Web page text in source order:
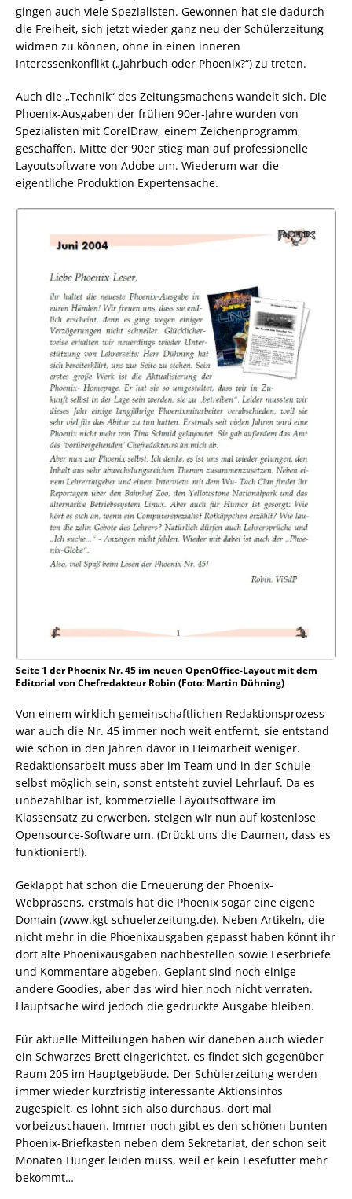
gingen auch viele Spezialisten. Gewonnen hat sie dadurch
die Freiheit, sich jetzt wieder ganz neu der Schülerzeitung
widmen zu können, ohne in einen inneren
Interessenkonflikt („Jahrbuch oder Phoenix?“) zu treten.
Auch die „Technik“ des Zeitungsmachens wandelt sich. Die
Phoenix-Ausgaben der frühen 90er-Jahre wurden von
Spezialisten mit CorelDraw, einem Zeichenprogramm,
geschaffen, Mitte der 90er stieg man auf professionelle
Layoutsoftware von Adobe um. Wiederum war die
eigentliche Produktion Expertensache.
Seite 1 der Phoenix Nr. 45 im neuen OpenOffice-Layout mit dem
Editorial von Chefredakteur Robin (Foto: Martin Dühning)
Von einem wirklich gemeinschaftlichen Redaktionsprozess
war auch die Nr. 45 immer noch weit entfernt, sie entstand
wie schon in den Jahren davor in Heimarbeit weniger.
Redaktionsarbeit muss aber im Team und in der Schule
selbst möglich sein, sonst entsteht zuviel Lehrlauf. Da es
unbezahlbar ist, kommerzielle Layoutsoftware im
Klassensatz zu erwerben, steigen wir nun auf kostenlose
Opensource-Software um. (Drückt uns die Daumen, dass es
funktioniert!).
Geklappt hat schon die Erneuerung der Phoenix-
Webpräsens, erstmals hat die Phoenix sogar eine eigene
Domain (www.kgt-schuelerzeitung.de). Neben Artikeln, die
nicht mehr in die Phoenixausgaben gepasst haben könnt ihr
dort alte Phoenixausgaben nachbestellen sowie Leserbriefe
und Kommentare abgeben. Geplant sind noch einige
andere Goodies, aber das wird hier noch nicht verraten.
Hauptsache wird jedoch die gedruckte Ausgabe bleiben.
Für aktuelle Mitteilungen haben wir daneben auch wieder
ein Schwarzes Brett eingerichtet, es findet sich gegenüber
Raum 205 im Hauptgebäude. Der Schülerzeitung werden
immer wieder kurzfristig interessante Aktionsinfos
zugespielt, es lohnt sich also durchaus, dort mal
vorbeizuschauen. Immer noch gibt es den schönen bunten
Phoenix-Briefkasten neben dem Sekretariat, der schon seit
Monaten Hunger leiden muss, weil er kein Lesefutter mehr
bekommt…